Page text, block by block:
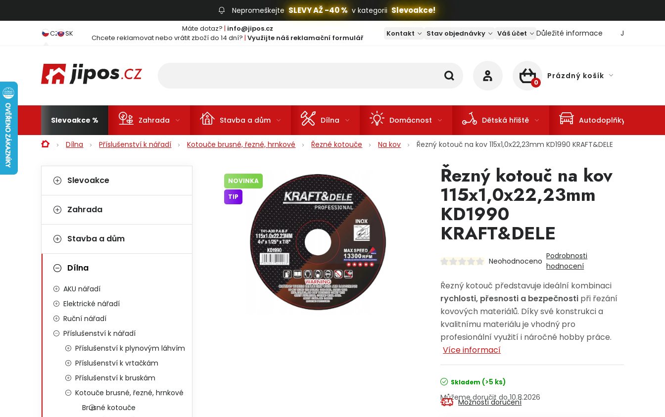
Nepromeškejte SLEVY AŽ -40 % v kategorii Slevoakce!
CZ SK Máte dotaz? | info@jipos.cz
Chcete reklamovat nebo vrátit zboží do 14 dní? | Využijte náš reklamační formulář Kontakt Stav objednávky Váš účet Důležité informace Jaký je
NÁKUPNÍ KOŠÍK
Prázdný košík
Slevoakce Zahrada Stavba a dům Dílna Domácnost Dětská hřiště Autodoplňky
DomůDílna Příslušenství k nářadí Kotouče brusné, řezné, hrnkové Řezné kotouče Na kov Řezný kotouč na kov 115x1,0x22,23mm KD1990 KRAFT&DELE
Postranní panel
Kategorie
Slevoakce
Zahrada
Stavba a dům
Dílna
AKU nářadí
Elektrické nářadí
Ruční nářadí
Příslušenství k nářadí
Příslušenství k plynovým láhvím
Příslušenství k vrtačkám
Příslušenství k bruskám
Kotouče brusné, řezné, hrnkové
Brusné kotouče
Řezný kotouč na kov
115x1,0x22,23mm
KD1990
KRAFT&DELE
Neohodnoceno
Podrobnosti
hodnocení
Řezný kotouč představuje ideální kombinaci
rychlosti, přesnosti a bezpečnosti při řezání
kovových materiálů. Díky své konstrukci a
kvalitnímu materiálu je vhodný pro
profesionální využití i náročné hobby práce.
Více informací
Skladem (>5 ks)
10.8.2026
Možnosti doručení
NOVINKA
TIP